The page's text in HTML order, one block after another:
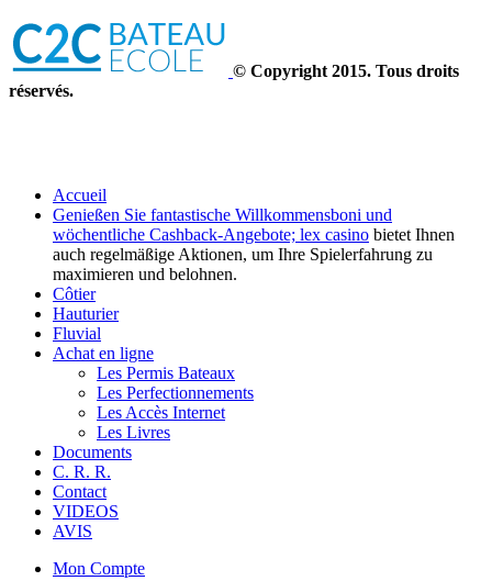
© Copyright 2015. Tous droits
réservés.
Accueil
Genießen Sie fantastische Willkommensboni und
wöchentliche Cashback-Angebote; lex casino bietet Ihnen
auch regelmäßige Aktionen, um Ihre Spielerfahrung zu
maximieren und belohnen.
Côtier
Hauturier
Fluvial
Achat en ligne
Les Permis Bateaux
Les Perfectionnements
Les Accès Internet
Les Livres
Documents
C. R. R.
Contact
VIDEOS
AVIS
Mon Compte